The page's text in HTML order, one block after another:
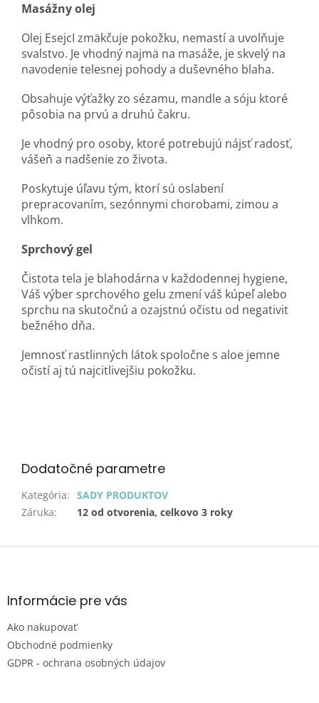
Masážny olej
Olej EsejcI zmäkčuje pokožku, nemastí a uvolňuje
svalstvo. Je vhodný najmä na masáže, je skvelý na
navodenie telesnej pohody a duševného blaha.
Obsahuje výťažky zo sézamu, mandle a sóju ktoré
pôsobia na prvú a druhú čakru.
Je vhodný pro osoby, ktoré potrebujú nájsť radosť,
vášeň a nadšenie zo života.
Poskytuje úľavu tým, ktorí sú oslabení
prepracovaním, sezónnymi chorobami, zimou a
vlhkom.
Sprchový gel
Čistota tela je blahodárna v každodennej hygiene,
Váš výber sprchového gelu zmení váš kúpeľ alebo
sprchu na skutočnú a ozajstnú očistu od negativit
bežného dňa.
Jemnosť rastlinných látok spoločne s aloe jemne
očistí aj tú najcitlivejšiu pokožku.
Dodatočné parametre
Kategória: SADY PRODUKTOV
Záruka: 12 od otvorenia, celkovo 3 roky
Z
ä
e
Informácie pre vás
Ako nakupovať
Obchodné podmienky
GDPR - ochrana osobných údajov